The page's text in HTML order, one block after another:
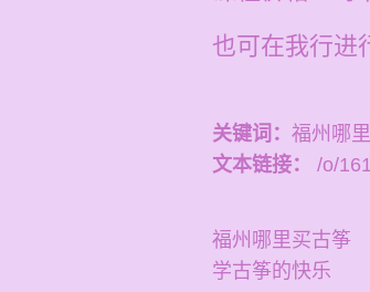
也可在我行进
关键词： 福州哪
文本链接：
/o/
福州哪里买古筝
学古筝的快乐